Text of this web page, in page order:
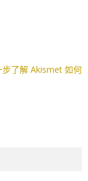
步了解 Akismet 如何